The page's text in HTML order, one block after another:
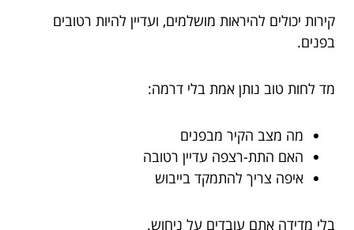
קירות יכולים להיראות מושלמים, ועדיין להיות רטובים
בפנים.
מד לחות טוב נותן אמת בלי דרמה:
מה מצב הקיר מבפנים
האם התת-רצפה עדיין רטובה
איפה צריך להתמקד בייבוש
בלי מדידה אתם עובדים על ניחוש.